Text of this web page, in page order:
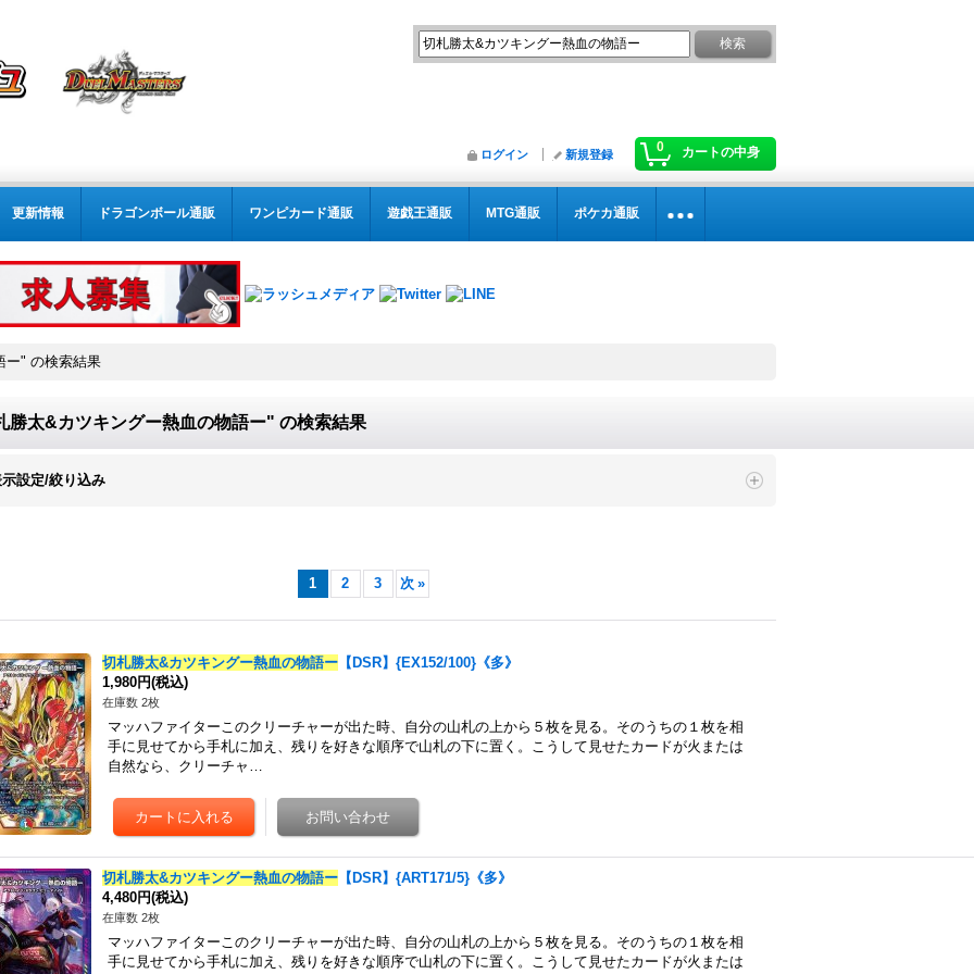
0 カートの中身
ログイン 新規登録
更新情報 ドラゴンボール通販 ワンピカード通販 遊戯王通販 MTG通販 ポケカ通販
ー" の検索結果
勝太&カツキングー熱血の物語ー" の検索結果
設定/絞り込み
1 2 3 次 »
切札勝太&カツキングー熱血の物語ー 【DSR】{EX152/100}《多》
1,980円(税込)
在庫数 2枚
マッハファイターこのクリーチャーが出た時、自分の山札の上から５枚を見る。そのうちの１枚を相
手に見せてから手札に加え、残りを好きな順序で山札の下に置く。こうして見せたカードが火または
自然なら、クリーチャ…
切札勝太&カツキングー熱血の物語ー 【DSR】{ART171/5}《多》
4,480円(税込)
在庫数 2枚
マッハファイターこのクリーチャーが出た時、自分の山札の上から５枚を見る。そのうちの１枚を相
手に見せてから手札に加え、残りを好きな順序で山札の下に置く。こうして見せたカードが火または